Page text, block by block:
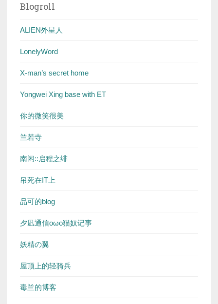
Blogroll
ALIEN外星人
LonelyWord
X-man’s secret home
Yongwei Xing base with ET
你的微笑很美
兰若寺
南闲::启程之绯
吊死在IT上
品可的blog
夕凪通信oωo猫奴记事
妖精の翼
屋顶上的轻骑兵
毒兰的博客